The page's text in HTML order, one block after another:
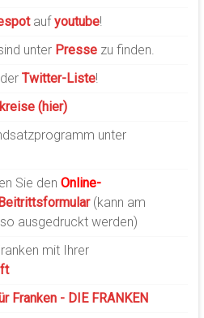
aufyoutube!
unter Pressezu finden.
Twitter-Liste!
(hier)
unter
Sie den Online-
Beitrittsformular(kann am
ausgedruckt werden)
mit Ihrer
Franken - DIE FRANKEN